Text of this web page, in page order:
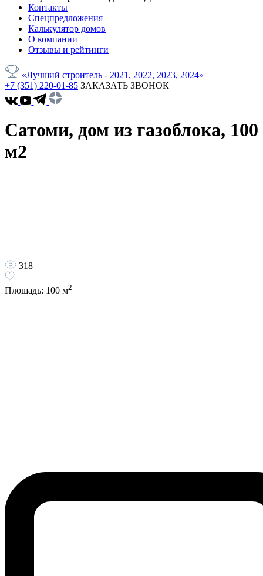
Контакты
Спецпредложения
Калькулятор домов
О компании
Отзывы и рейтинги
«Лучший строитель - 2021, 2022, 2023, 2024»
+7 (351) 220-01-85 ЗАКАЗАТЬ ЗВОНОК
Сатоми, дом из газоблока, 100
м2
318
Площадь: 100 м2